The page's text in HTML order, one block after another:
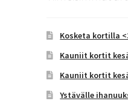
Kosketa kortilla
Kauniit kortit
Kauniit kortit
Ystävälle